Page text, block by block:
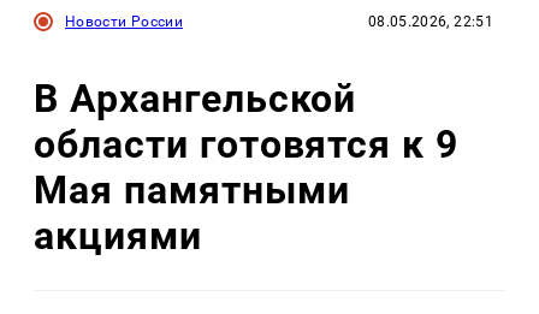
Новости России 08.05.2026, 22:51
В Архангельской
области готовятся к 9
Мая памятными
акциями